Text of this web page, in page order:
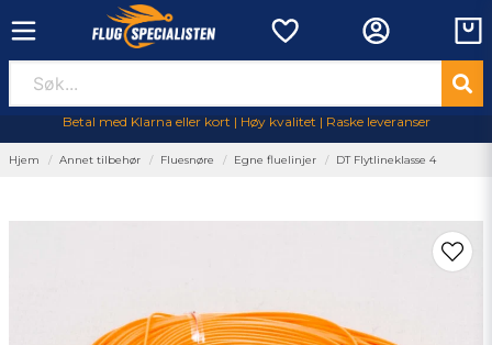
Betal med Klarna eller kort | Høy kvalitet | Raske leveranser
Hjem Annet tilbehør Fluesnøre Egne fluelinjer DT Flytlineklasse 4